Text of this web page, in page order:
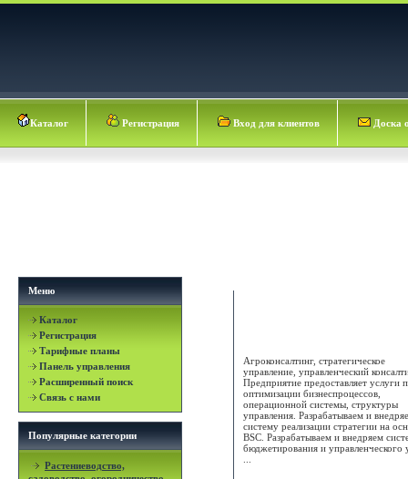
Каталог Регистрация Вход для клиентов Доска
Меню
Каталог
Регистрация
Тарифные планы
Панель управления
Расширенный поиск
Связь с нами
Популярные категории
Растениеводство,
Агроконсалтинг, стратегическое
управление, управленческий
Предприятие предоставляет услуги
оптимизации бизнеспроцессов,
операционной системы, структуры
управления. Разрабатываем и
систему реализации стратегии на
BSC. Разрабатываем и внедряем
бюджетирования и управленческого